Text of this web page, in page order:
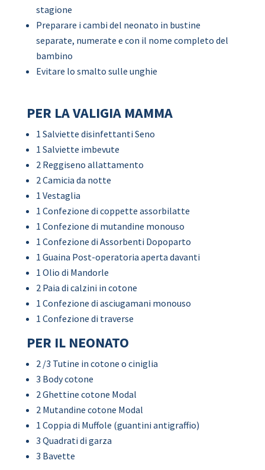
stagione
Preparare i cambi del neonato in bustine
separate, numerate e con il nome completo del
bambino
Evitare lo smalto sulle unghie
PER LA VALIGIA MAMMA
1 Salviette disinfettanti Seno
1 Salviette imbevute
2 Reggiseno allattamento
2 Camicia da notte
1 Vestaglia
1 Confezione di coppette assorbilatte
1 Confezione di mutandine monouso
1 Confezione di Assorbenti Dopoparto
1 Guaina Post-operatoria aperta davanti
1 Olio di Mandorle
2 Paia di calzini in cotone
1 Confezione di asciugamani monouso
1 Confezione di traverse
PER IL NEONATO
2 /3 Tutine in cotone o ciniglia
3 Body cotone
2 Ghettine cotone Modal
2 Mutandine cotone Modal
1 Coppia di Muffole (guantini antigraffio)
3 Quadrati di garza
3 Bavette